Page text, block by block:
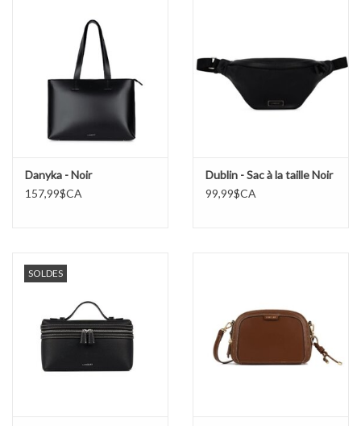
Danyka - Noir
157,99$CA
Dublin - Sac à la taille Noir
99,99$CA
SOLDES